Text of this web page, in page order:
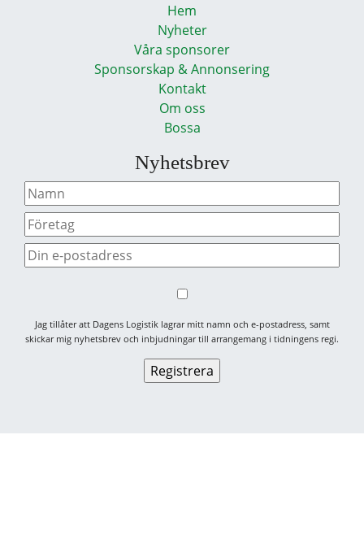
Hem
Nyheter
Våra sponsorer
Sponsorskap & Annonsering
Kontakt
Om oss
Bossa
Nyhetsbrev
Jag tillåter att Dagens Logistik lagrar mitt namn och e-postadress, samt
skickar mig nyhetsbrev och inbjudningar till arrangemang i tidningens regi.